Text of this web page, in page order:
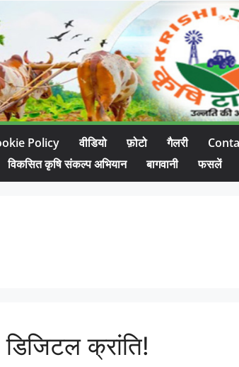
Policy वीडियो फ़ोटो गैलरी
विकसित कृषि संकल्प अभियान बागवानी फसलें
डिजिटल क्रांति!